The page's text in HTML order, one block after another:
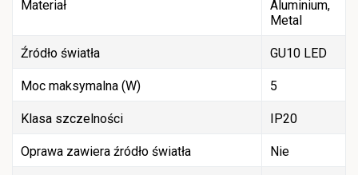
Materiał
Aluminium,
Metal
Źródło światła GU10 LED
Moc maksymalna (W) 5
Klasa szczelności IP20
Oprawa zawiera źródło światła Nie